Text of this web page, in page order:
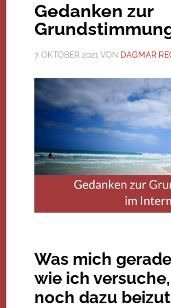
Gedanken zur
7. OKTOBER 2021VON DAGMAR
Was mich
wie ich
noch dazu